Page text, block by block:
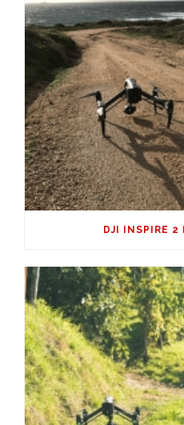
DJI INSPIRE 2